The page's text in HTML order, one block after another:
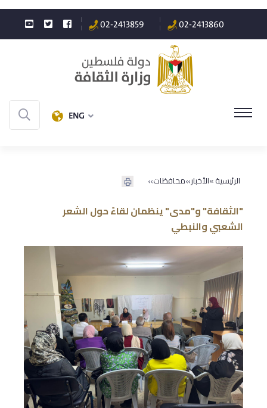
02-2413860
02-2413859
ENG
الرئيسية »الأخبار»محافظات»
"الثقافة" و"مدى" ينظمان لقاءً حول الشعر
الشعبي والنبطي